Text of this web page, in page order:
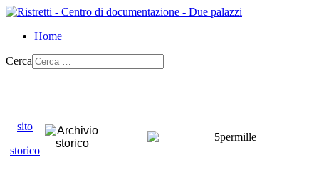
Home
Cerca
sito
storico